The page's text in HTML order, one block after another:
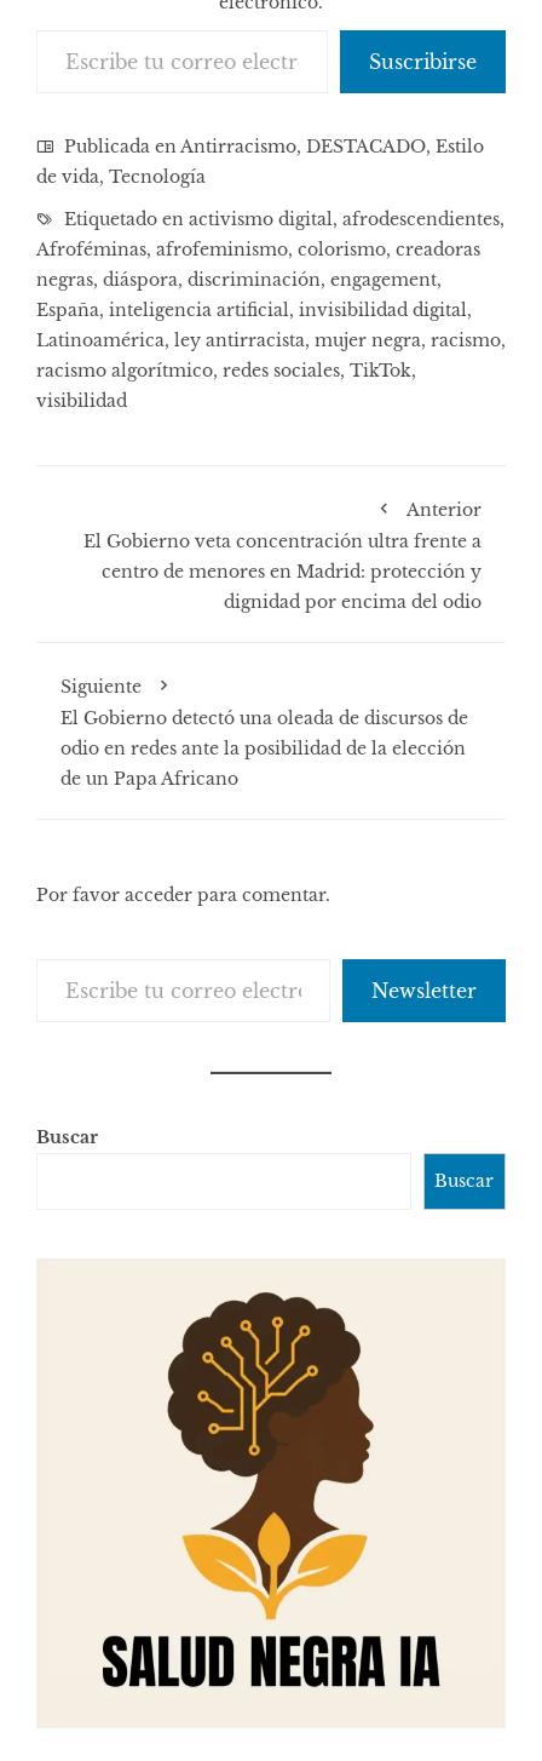
Suscribirse
Publicada enAntirracismo, DESTACADO, Estilo
de vida, Tecnología
Etiquetado en activismo digital, afrodescendientes,
Afroféminas, afrofeminismo, colorismo, creadoras
negras, diáspora, discriminación, engagement,
España, inteligencia artificial, invisibilidad digital,
Latinoamérica, ley antirracista, mujer negra, racismo,
racismo algorítmico, redes sociales, TikTok,
visibilidad
Anterior
El Gobierno veta concentración ultra frente a
centro de menores en Madrid: protección y
dignidad por encima del odio
Siguiente
El Gobierno detectó una oleada de discursos de
odio en redes ante la posibilidad de la elección
de un Papa Africano
Por favor acceder para comentar.
Newsletter
Buscar
Buscar